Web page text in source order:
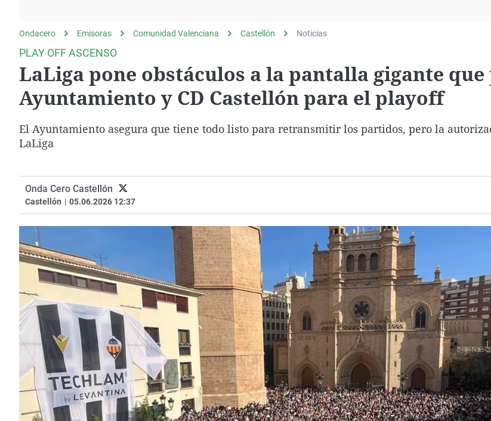
gato
Operación Viuda
Negra
Navarra
Ondacero Emisoras Comunidad Valenciana Castellón Noticias
PLAY OFF ASCENSO
LaLiga pone obstáculos a la pantalla gigante
Ayuntamiento y CD Castellón para el playoff
El Ayuntamiento asegura que tiene todo listo para retransmitir los partidos, pero la
LaLiga
Onda Cero Castellón
Castellón | 05.06.2026 12:37